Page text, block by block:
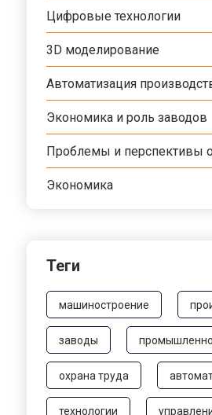
Цифровые технологии
3D моделирование
Автоматизация
Экономика и роль заводов
Проблемы и перспективы
Экономика
Теги
машиностроение
заводы
охрана труда
технологии